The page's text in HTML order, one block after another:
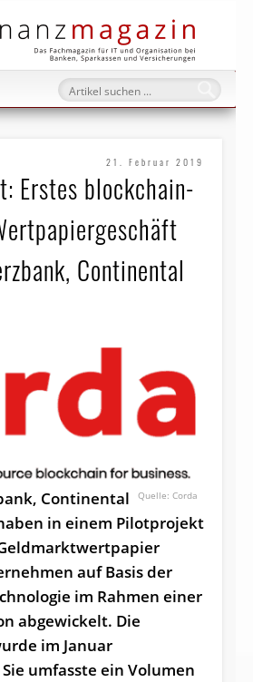
21. Februar 2019
Erstes block­chain­
Continental
Corda
Continental
in einem Pilotprojekt
auf Basis der
im Rahmen einer
abgewickelt. Die
im Januar
umfasste ein Volumen